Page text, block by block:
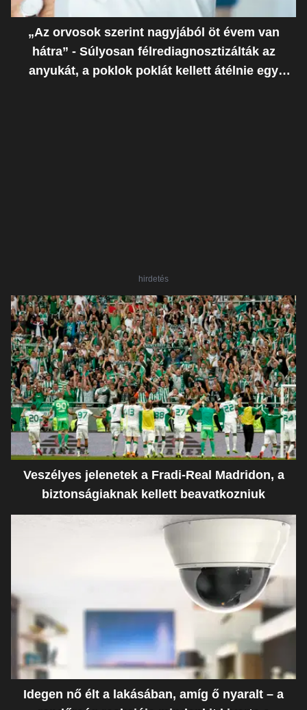
„Az orvosok szerint nagyjából öt évem van
hátra” - Súlyosan félrediagnosztizálták az
anyukát, a poklok poklát kellett átélnie egy
hirdetés
Veszélyes jelenetek a Fradi-Real Madridon, a
biztonságiaknak kellett beavatkozniuk
Idegen nő élt a lakásában, amíg ő nyaralt – a